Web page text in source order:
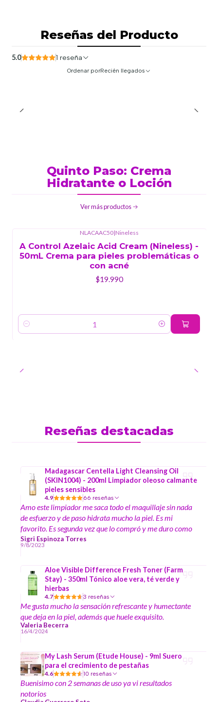
Reseñas del Producto
5.0 1 reseña
Ordenar porRecién llegados
Quinto Paso: Crema
Hidratante o Loción
Ver más productos
NLACAAC50|Nineless
A Control Azelaic Acid Cream (Nineless) -
50mL Crema para pieles problemáticas o
con acné
$19.990
Cantidad
Reseñas destacadas
Madagascar Centella Light Cleansing Oil
(SKIN1004) - 200ml Limpiador oleoso calmante
pieles sensibles
4.9 66 reseñas
Amo este limpiador me saca todo el maquillaje sin nada
de esfuerzo y de paso hidrata mucho la piel. Es mi
favorito. Es segunda vez que lo compró y me duro como
6 meses la primera vez.
Sigri Espinoza Torres
9/8/2023
Aloe Visible Difference Fresh Toner (Farm
Stay) - 350ml Tónico aloe vera, té verde y
hierbas
4.7 3 reseñas
Me gusta mucho la sensación refrescante y humectante
que deja en la piel, además que huele exquisito.
Valeria Becerra
16/4/2024
My Lash Serum (Etude House) - 9ml Suero
para el crecimiento de pestañas
4.6 10 reseñas
Buenisimo con 2 semanas de uso ya vi resultados
notorios